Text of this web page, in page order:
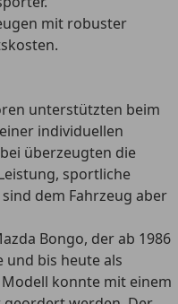
mit robuster
unterstützten beim
individuellen
überzeugten die
sportliche
dem Fahrzeug aber
Bongo, der ab 1986
bis heute als
konnte mit einem